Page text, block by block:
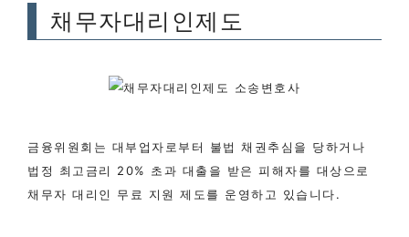
채무자대리인제도
금융위원회는 대부업자로부터 불법 채권추심을 당하거나
법정 최고금리 20% 초과 대출을 받은 피해자를 대상으로
채무자 대리인 무료 지원 제도를 운영하고 있습니다.